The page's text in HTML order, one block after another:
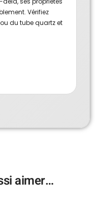
Vérifiez
du tube quartz et
aimer…